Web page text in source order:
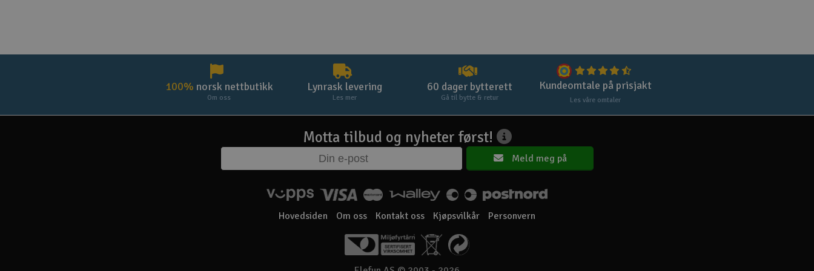
100% norsk nettbutikk
Om oss
Lynrask levering
Les mer
60 dager bytterett
Gå til bytte & retur
Kundeomtale på prisjakt
Les våre omtaler
Motta tilbud og nyheter først!
Meld meg på
Hovedsiden Om oss Kontakt oss Kjøpsvilkår Personvern